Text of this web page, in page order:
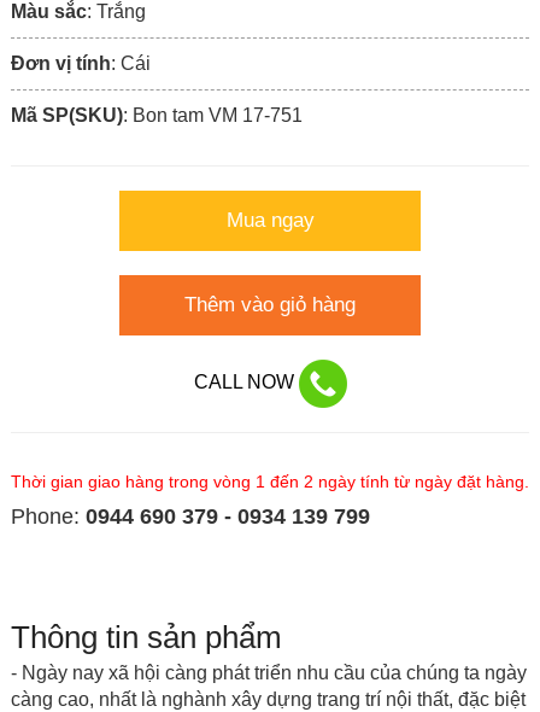
Màu sắc: Trắng
Đơn vị tính: Cái
Mã SP(SKU): Bon tam VM 17-751
Mua ngay
Thêm vào giỏ hàng
CALL NOW
Thời gian giao hàng trong vòng 1 đến 2 ngày tính từ ngày đặt hàng.
Phone: 0944 690 379 - 0934 139 799
Thông tin sản phẩm
- Ngày nay xã hội càng phát triển nhu cầu của chúng ta ngày
càng cao, nhất là nghành xây dựng trang trí nội thất, đặc biệt